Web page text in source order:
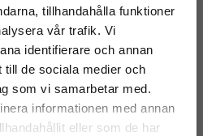
tillhandahålla funktioner
vår trafik. Vi
identifierare och annan
till de sociala medier och
som vi samarbetar med.
informationen med annan
eller som de har
- hur rengör jag på